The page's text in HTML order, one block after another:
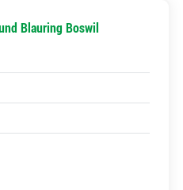
Blauring Boswil